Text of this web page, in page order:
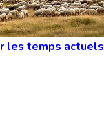
les temps actuels